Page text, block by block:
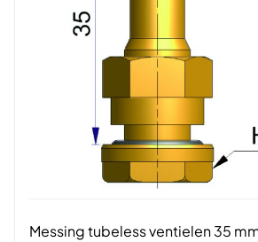
Messing tubeless ventielen 35